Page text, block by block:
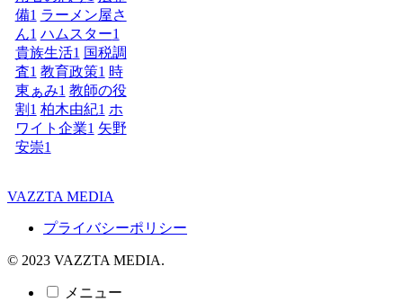
備1 ラーメン屋さ
ん1 ハムスター1
貴族生活1 国税調
査1 教育政策1 時
東ぁみ1 教師の役
割 1 柏木由紀1 ホ
ワイト企業1 矢野
安崇1
VAZZTA MEDIA
プライバシーポリシー
© 2023 VAZZTA MEDIA.
メニュー